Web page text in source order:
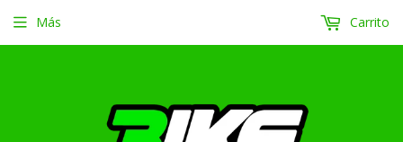
Más Carrito